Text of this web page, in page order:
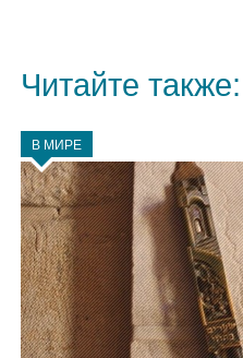
Читайте также:
В МИРЕ